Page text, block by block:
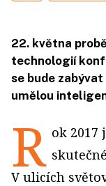
22. května
technologií
se bude
umělou
R ok 2017
V ulicích